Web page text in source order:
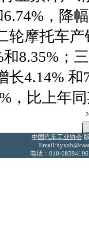
，降
轮摩托车
和8.35%；
长4.14%
，比上年
中国汽车工业协会
电话：010-